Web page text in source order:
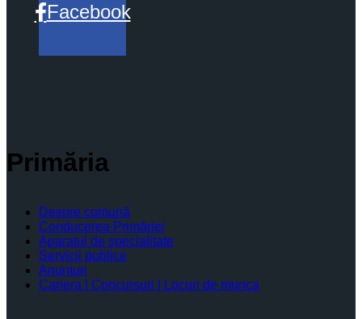
Facebook
Primăria
Despre comună
Conducerea Primăriei
Aparatul de specialitate
Servicii publice
Anunturi
Cariera | Concursuri | Locuri de munca